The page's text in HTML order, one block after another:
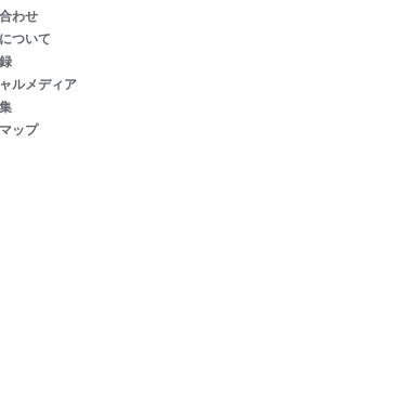
わせ
ついて
ルメディア
ップ